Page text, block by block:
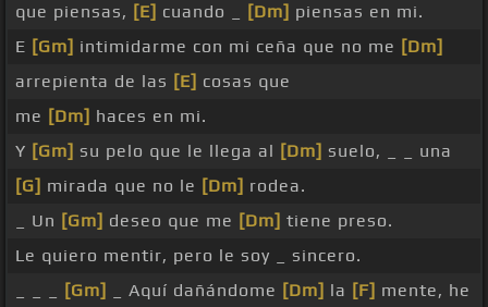
que piensas, [E] cuando _ [Dm] piensas en mi.
E [Gm] intimidarme con mi ceña que no me [Dm]
arrepienta de las [E] cosas que
me [Dm] haces en mi.
Y [Gm] su pelo que le llega al [Dm] suelo, _ _ una
[G] mirada que no le [Dm] rodea.
_ Un [Gm] deseo que me [Dm] tiene preso.
Le quiero mentir, pero le soy _ sincero.
[Gm] _ Aquí dañándome [Dm] la [F] mente, he